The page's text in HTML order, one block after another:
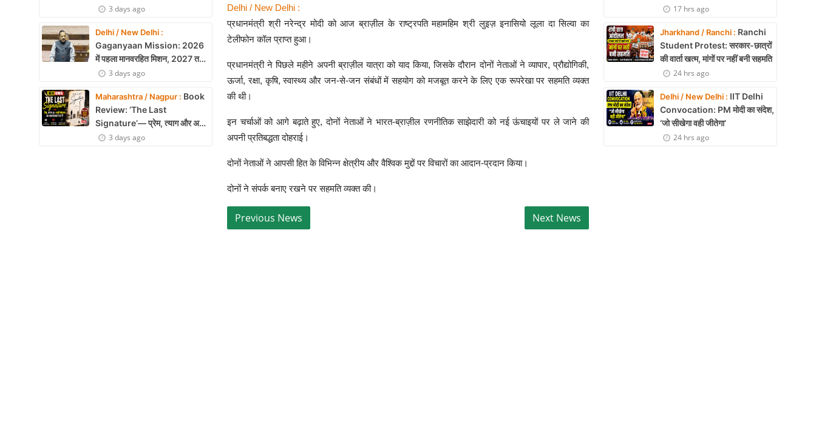
लगाने का रिकॉर्ड
3 days ago
Delhi / New Delhi :
Gaganyaan Mission: 2026
में पहला मानवरहित मिशन, 2027 तक
अंतरिक्ष में जाएगा पहला भारतीय दल
3 days ago
Maharashtra / Nagpur : Book
Review: ‘The Last
Signature’— प्रेम, त्याग और अधूरी
मोहब्बत की भावनात्मक कहानी
3 days ago
Delhi / New Delhi :
प्रधानमंत्री श्री नरेन्द्र मोदी को आज ब्राज़ील के राष्ट्रपति महामहिम श्री लुइज़ इनासियो लूला दा सिल्वा का
टेलीफोन कॉल प्राप्त हुआ।
प्रधानमंत्री ने पिछले महीने अपनी ब्राज़ील यात्रा को याद किया, जिसके दौरान दोनों नेताओं ने व्यापार, प्रौद्योगिकी,
ऊर्जा, रक्षा, कृषि, स्वास्थ्य और जन-से-जन संबंधों में सहयोग को मजबूत करने के लिए एक रूपरेखा पर सहमति व्यक्त
की थी।
इन चर्चाओं को आगे बढ़ाते हुए, दोनों नेताओं ने भारत-ब्राज़ील रणनीतिक साझेदारी को नई ऊंचाइयों पर ले जाने की
अपनी प्रतिबद्धता दोहराई।
दोनों नेताओं ने आपसी हित के विभिन्न क्षेत्रीय और वैश्विक मुद्दों पर विचारों का आदान-प्रदान किया।
दोनों ने संपर्क बनाए रखने पर सहमति व्यक्त की।
सांस 17 hrs ago
Jharkhand / Ranchi : Ranchi
Student Protest: सरकार-छात्रों
की वार्ता खत्म, मांगों पर नहीं बनी सहमति
24 hrs ago
Delhi / New Delhi : IIT Delhi
Convocation: PM मोदी का संदेश,
‘जो सीखेगा वही जीतेगा’
24 hrs ago